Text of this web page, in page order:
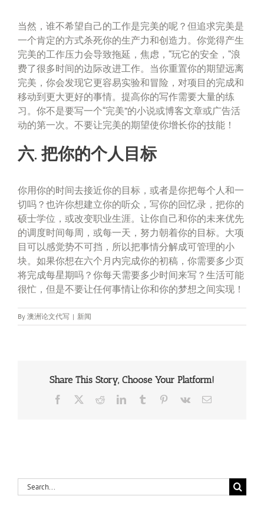
当然，谁不希望自己的工作是完美的呢？但追求完美是
一个肯定的方式杀死你的生产力和创造力。你觉得产生
完美的工作压力会导致拖延，焦虑，“玩它的安全，“浪
费了很多时间的边际改进工作。当你重置你的期望远离
完美，你会发现它更容易实验和冒险，对项目的完成和
移动到更大更好的事情。提高你的写作需要大量的练
习。你不是要写一个“完美”的小说或博客文章或广告活
动的第一次。不要让完美的期望使你增长你的技能！
六. 把你的个人目标
你用你的时间去接近你的目标，或者是你把每个人和一
切吗？也许你想建立你的听众，写你的回忆录，把你的
硕士学位，或改变职业生涯。让你自己和你的未来优先
的调度时间每周，或每一天，努力朝着你的目标。大项
目可以感觉势不可挡，所以把事情分解成可管理的小
块。如果你想在六个月内完成你的初稿，你需要多少页
将完成每星期吗？你每天需要多少时间来写？生活可能
很忙，但是不要让任何事情让你和你的梦想之间实现！
By 澳洲论文代写 | 新闻
Share This Story, Choose Your Platform!
Facebook RedditLinkedInTumblr Pinterest
Vk Email
Search
for: